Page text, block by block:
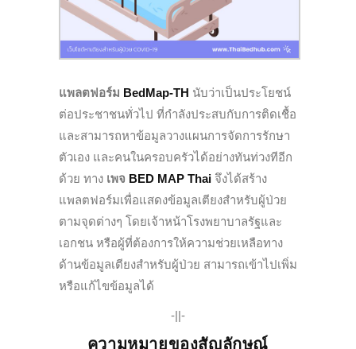
แพลตฟอร์ม BedMap-TH นับว่าเป็นประโยชน์
ต่อประชาชนทั่วไป ที่กำลังประสบกับการติดเชื้อ
และสามารถหาข้อมูลวางแผนการจัดการรักษา
ตัวเอง และคนในครอบครัวได้อย่างทันท่วงทีอีก
ด้วย ทาง เพจ BED MAP Thai จึงได้สร้าง
แพลตฟอร์มเพื่อแสดงข้อมูลเตียงสำหรับผู้ป่วย
ตามจุดต่างๆ โดยเจ้าหน้าโรงพยาบาลรัฐและ
เอกชน หรือผู้ที่ต้องการให้ความช่วยเหลือทาง
ด้านข้อมูลเตียงสำหรับผู้ป่วย สามารถเข้าไปเพิ่ม
หรือแก้ไขข้อมูลได้
-||-
ความหมายของสัญลักษณ์